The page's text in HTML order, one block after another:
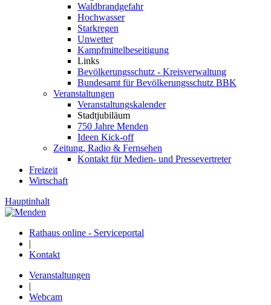
Waldbrandgefahr
Hochwasser
Starkregen
Unwetter
Kampfmittelbeseitigung
Links
Bevölkerungsschutz - Kreisverwaltung
Bundesamt für Bevölkerungsschutz BBK
Veranstaltungen
Veranstaltungskalender
Stadtjubiläum
750 Jahre Menden
Ideen Kick-off
Zeitung, Radio & Fernsehen
Kontakt für Medien- und Pressevertreter
Freizeit
Wirtschaft
Hauptinhalt
Rathaus online - Serviceportal
|
Kontakt
Veranstaltungen
|
Webcam